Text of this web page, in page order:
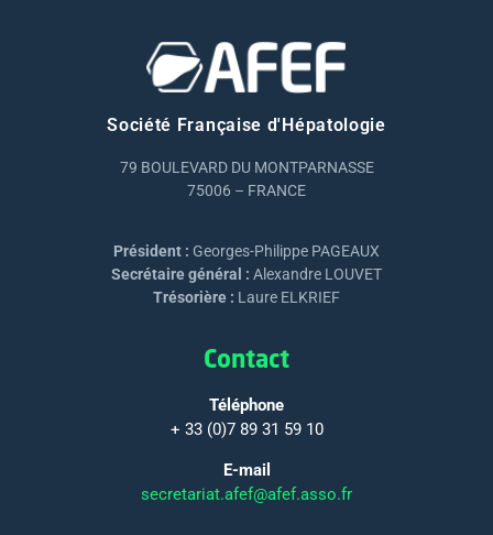
Société Française d'Hépatologie
79 BOULEVARD DU MONTPARNASSE
75006 – FRANCE
Président : Georges-Philippe PAGEAUX
Secrétaire général : Alexandre LOUVET
Trésorière : Laure ELKRIEF
Contact
Téléphone
+ 33 (0)7 89 31 59 10
E-mail
secretariat.afef@afef.asso.fr